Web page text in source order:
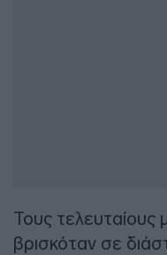
Τους τελευταίους
βρισκόταν σε